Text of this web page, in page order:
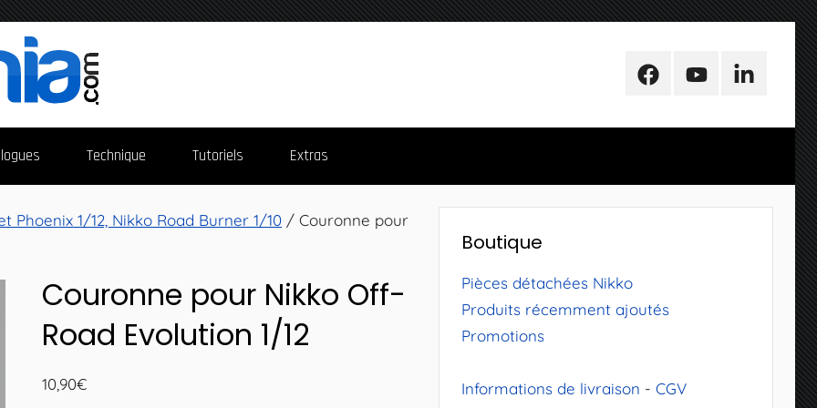
FacebookYoutubeLinkedIn
Technique Tutoriels Extras
Phoenix 1/12, Nikko Road Burner 1/10 / Couronne pour
Couronne pour Nikko Off-
Road Evolution 1/12
10,90€
Boutique
Pièces détachées Nikko
Produits récemment ajoutés
Promotions
Informations de livraison - CGV